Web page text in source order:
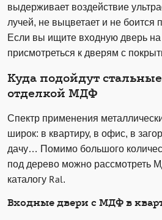
выдерживает воздействие
лучей, не выцветает и не боится
Если вы ищите входную дверь на
присмотреться к дверям с
Куда подойдут
отделкой МДФ
Спектр применения
широк: в квартиру, в офис, в
дачу… Помимо большого
под дерево можно рассмотреть
каталогу Ral.
Входные двери с МДФ в